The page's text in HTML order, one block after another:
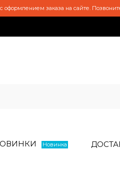
заказа на сайте.
Новинка